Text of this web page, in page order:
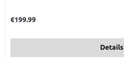
€199.99
Details